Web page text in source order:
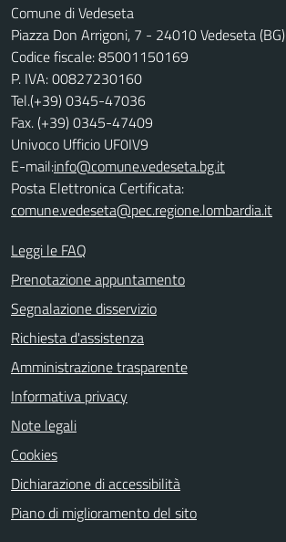
Comune di Vedeseta
Piazza Don Arrigoni, 7 - 24010 Vedeseta (BG)
Codice fiscale: 85001150169
P. IVA: 00827230160
Tel.(+39) 0345-47036
Fax. (+39) 0345-47409
Univoco Ufficio UF0IV9
E-mail:info@comune.vedeseta.bg.it
Posta Elettronica Certificata:
comune.vedeseta@pec.regione.lombardia.it
Leggi le FAQ
Prenotazione appuntamento
Segnalazione disservizio
Richiesta d'assistenza
Amministrazione trasparente
Informativa privacy
Note legali
Cookies
Dichiarazione di accessibilità
Piano di miglioramento del sito